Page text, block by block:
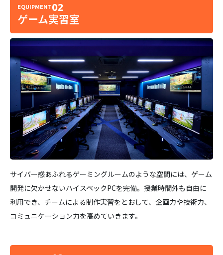
EQUIPMENT02
ゲーム実習室
サイバー感あふれるゲーミングルームのような空間には、ゲーム
開発に欠かせないハイスペックPCを完備。授業時間外も自由に
利用でき、チームによる制作実習をとおして、企画力や技術力、
コミュニケーション力を高めていきます。